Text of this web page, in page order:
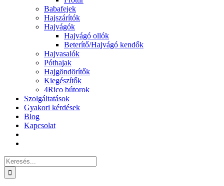
Babafejek
Hajszárítók
Hajvágók
Hajvágó ollók
Beterítő/Hajvágó kendők
Hajvasalók
Póthajak
Hajgöndörítők
Kiegészítők
4Rico bútorok
Szolgáltatások
Gyakori kérdések
Blog
Kapcsolat
Keresés...